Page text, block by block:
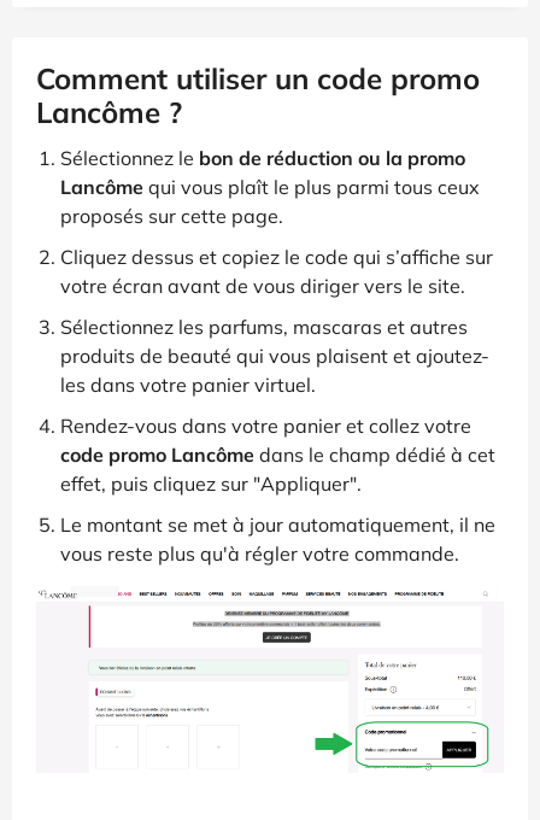
Comment utiliser un code promo
Lancôme ?
Sélectionnez le bon de réduction ou la promo
Lancôme qui vous plaît le plus parmi tous ceux
proposés sur cette page.
Cliquez dessus et copiez le code qui s’affiche sur
votre écran avant de vous diriger vers le site.
Sélectionnez les parfums, mascaras et autres
produits de beauté qui vous plaisent et ajoutez-
les dans votre panier virtuel.
Rendez-vous dans votre panier et collez votre
code promo Lancôme dans le champ dédié à cet
effet, puis cliquez sur "Appliquer".
Le montant se met à jour automatiquement, il ne
vous reste plus qu'à régler votre commande.